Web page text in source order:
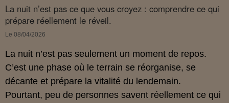
La nuit n’est pas ce que vous croyez : comprendre ce qui
prépare réellement le réveil.
Le 08/04/2026
La nuit n’est pas seulement un moment de repos.
C’est une phase où le terrain se réorganise, se
décante et prépare la vitalité du lendemain.
Pourtant, peu de personnes savent réellement ce qui